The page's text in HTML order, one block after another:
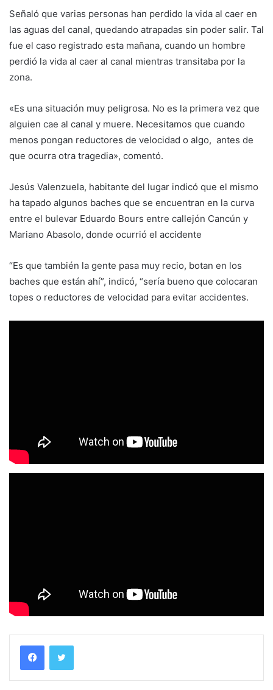
Señaló que varias personas han perdido la vida al caer en
las aguas del canal, quedando atrapadas sin poder salir. Tal
fue el caso registrado esta mañana, cuando un hombre
perdió la vida al caer al canal mientras transitaba por la
zona.
«Es una situación muy peligrosa. No es la primera vez que
alguien cae al canal y muere. Necesitamos que cuando
menos pongan reductores de velocidad o algo, antes de
que ocurra otra tragedia», comentó.
Jesús Valenzuela, habitante del lugar indicó que el mismo
ha tapado algunos baches que se encuentran en la curva
entre el bulevar Eduardo Bours entre callejón Cancún y
Mariano Abasolo, donde ocurrió el accidente
“Es que también la gente pasa muy recio, botan en los
baches que están ahí”, indicó, “sería bueno que colocaran
topes o reductores de velocidad para evitar accidentes.